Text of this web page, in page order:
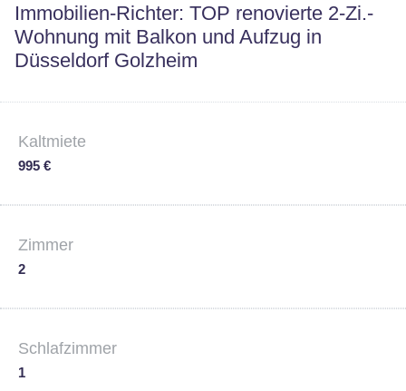
Immobilien-Richter: TOP renovierte 2-Zi.-
Wohnung mit Balkon und Aufzug in
Düsseldorf Golzheim
Kaltmiete
995 €
Zimmer
2
Schlafzimmer
1